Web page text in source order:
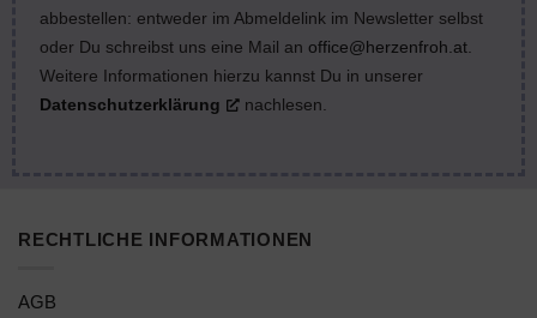
abbestellen: entweder im Abmeldelink im Newsletter selbst
oder Du schreibst uns eine Mail an office@herzenfroh.at
Weitere Informationen hierzu kannst Du in unserer
Datenschutzerklärung
nachlesen.
RECHTLICHE INFORMATIONEN
AGB